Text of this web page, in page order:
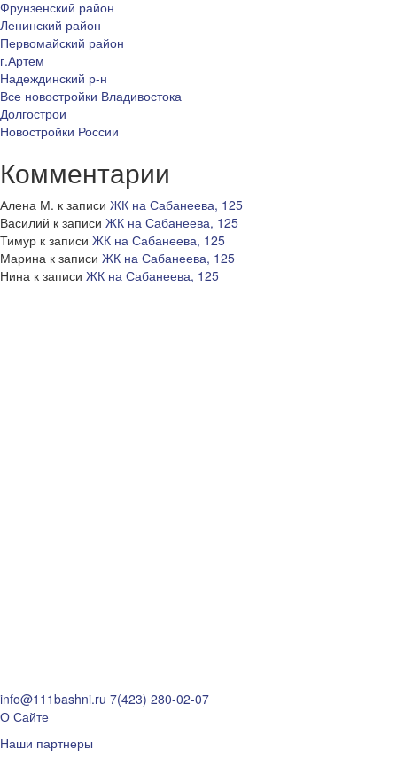
Фрунзенский район
Ленинский район
Первомайский район
г.Артем
Надеждинский р-н
Все новостройки Владивостока
Долгострои
Новостройки России
Комментарии
Алена М. к записи ЖК на Сабанеева, 125
Василий к записи ЖК на Сабанеева, 125
Тимур к записи ЖК на Сабанеева, 125
Марина к записи ЖК на Сабанеева, 125
Нина к записи ЖК на Сабанеева, 125
info@111bashni.ru 7(423) 280-02-07
О Сайте
Наши партнеры